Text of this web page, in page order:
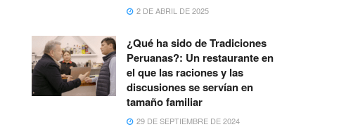
2 DE ABRIL DE 2025
¿Qué ha sido de Tradiciones
Peruanas?: Un restaurante en
el que las raciones y las
discusiones se servían en
tamaño familiar
29 DE SEPTIEMBRE DE 2024